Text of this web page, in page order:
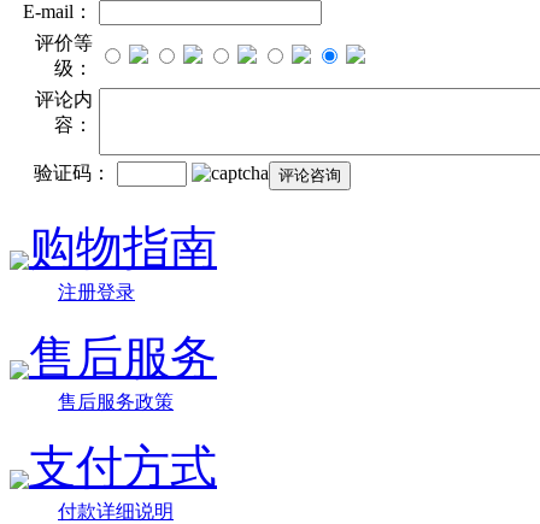
E-mail：
评价等
级：
评论内
容：
验证码：
购物指南
注册登录
售后服务
售后服务政策
支付方式
付款详细说明